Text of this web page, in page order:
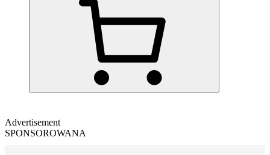
Advertisement
SPONSOROWANA